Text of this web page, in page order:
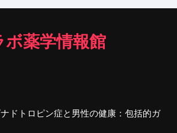
ボ薬学情報館
ドトロピン症と男性の健康：包括的ガ